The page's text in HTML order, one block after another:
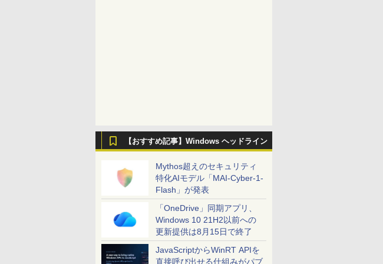
【おすすめ記事】Windows ヘッドライン
Mythos超えのセキュリティ
特化AIモデル「MAI-Cyber-1-
Flash」が発表
「OneDrive」同期アプリ、
Windows 10 21H2以前への
更新提供は8月15日で終了
JavaScriptからWinRT APIを
直接呼び出せる仕組みがパブ